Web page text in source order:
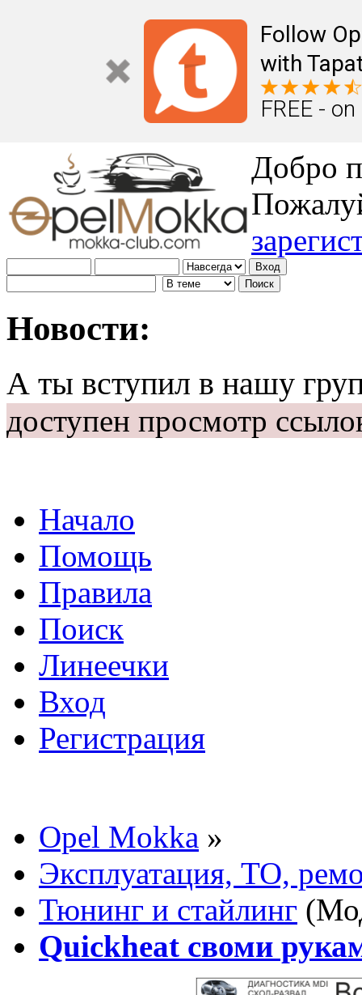
Follow
with
FREE -
Добро
Новости:
А ты вступил в нашу
доступен просмотр
Начало
Помощь
Правила
Поиск
Линеечки
Вход
Регистрация
Opel Mokka »
Эксплуатация, ТО,
Тюнинг и стайлинг
Quickheat своми